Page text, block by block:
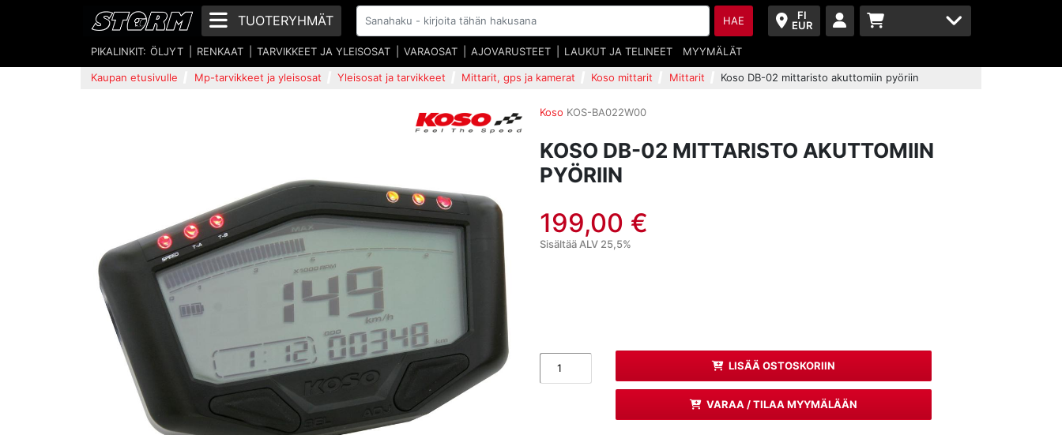
FI
EUR
TUOTERYHMÄT HAE
PIKALINKIT: ÖLJYT RENKAAT TARVIKKEET JA YLEISOSAT VARAOSAT AJOVARUSTEET LAUKUT JA TELINEET MYYMÄLÄT
Kaupan etusivulle Mp-tarvikkeet ja yleisosat Yleisosat ja tarvikkeet Mittarit, gps ja kamerat Koso mittarit Mittarit Koso DB-02 mittaristo akuttomiin pyöriin
Koso KOS-BA022W00
KOSO DB-02 MITTARISTO AKUTTOMIIN
PYÖRIIN
199,00 €
Sisältää ALV 25,5%
LISÄÄ OSTOSKORIIN
VARAA / TILAA MYYMÄLÄÄN